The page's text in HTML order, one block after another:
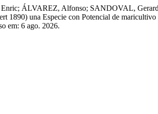
ÁLVAREZ, Alfonso; SANDOVAL,
1890) una Especie con Potencial de
em: 6 ago. 2026.